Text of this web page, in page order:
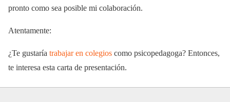
pronto como sea posible mi colaboración.
Atentamente:
¿Te gustaría trabajar en colegios como psicopedagoga? Entonces,
te interesa esta carta de presentación.